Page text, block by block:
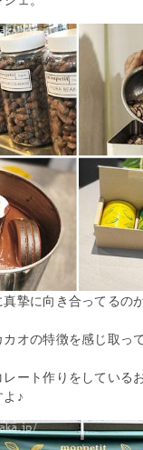
真摯に向き合ってるの
カオの特徴を感じ取っ
レート作りをしている
よ♪